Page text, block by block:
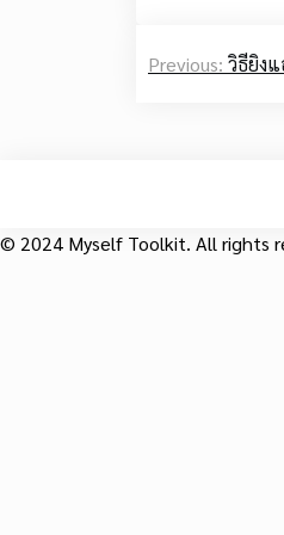
Post
Previous: วิธียิง
© 2024 Myself Toolkit. All rights